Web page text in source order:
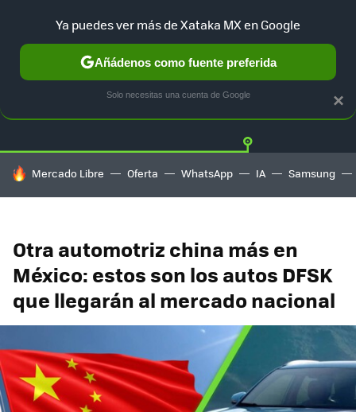
TESLA UBER AUTO ELECTRICO Twitter
HOY SE HABLA DE
Mercado Libre Oferta WhatsApp IA Samsung
Otra automotriz china más en
México: estos son los autos DFSK
que llegarán al mercado nacional
×
Ya puedes ver más de Xataka MX en Google
Añádenos como fuente preferida
Solo necesitas una cuenta de Google